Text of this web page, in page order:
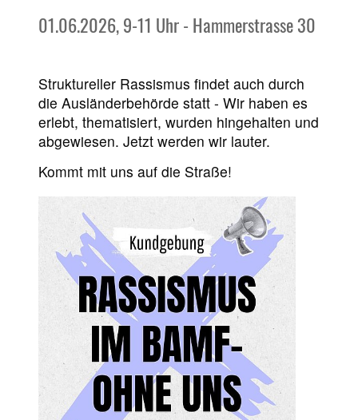
01.06.2026, 9-11 Uhr - Hammerstrasse 30
Struktureller Rassismus findet auch durch
die Ausländerbehörde statt - Wir haben es
erlebt, thematisiert, wurden hingehalten und
abgewiesen. Jetzt werden wir lauter.
Kommt mit uns auf die Straße!